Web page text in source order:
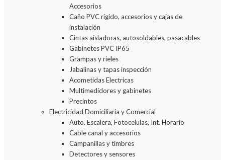
Accesorios
Caño PVC rígido, accesorios y cajas de
instalación
Cintas aisladoras, autosoldables, pasacables
Gabinetes PVC IP65
Grampas y rieles
Jabalinas y tapas inspección
Acometidas Electricas
Multimedidores y gabinetes
Precintos
Electricidad Domiciliaria y Comercial
Auto. Escalera, Fotocelulas, Int. Horario
Cable canal y accesorios
Campanillas y timbres
Detectores y sensores